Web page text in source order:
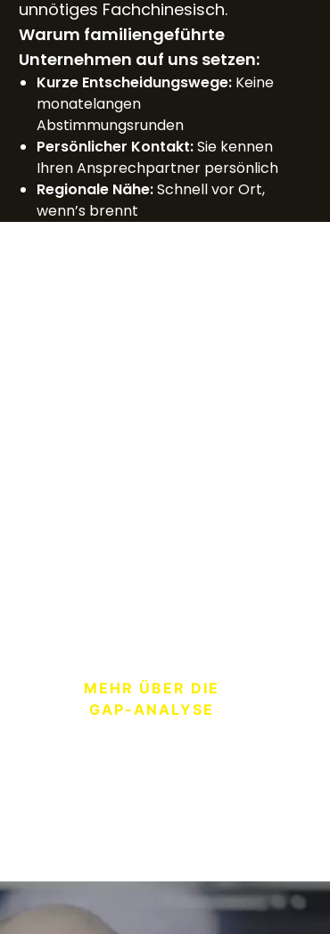
unnötiges Fachchinesisch.
Warum familiengeführte
Unternehmen auf uns setzen:
Kurze Entscheidungswege: Keine
monatelangen
Abstimmungsrunden
Persönlicher Kontakt:Sie kennen
Ihren Ansprechpartner persönlich
Regionale Nähe:Schnell vor Ort,
wenn’s brennt
MEHR ÜBER DIE
GAP-ANALYSE